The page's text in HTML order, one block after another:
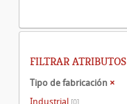
FILTRAR ATRIBUTOS
Tipo de fabricación ×
Industrial [0]